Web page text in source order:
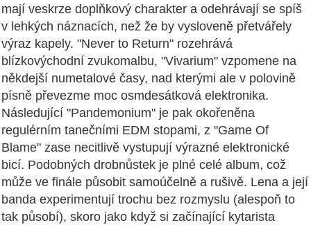
mají veskrze doplňkový charakter a odehrávají se spíš
v lehkých náznacích, než že by vysloveně přetvářely
výraz kapely. "Never to Return" rozehrává
blízkovýchodní zvukomalbu, "Vivarium" vzpomene na
někdejší numetalové časy, nad kterými ale v polovině
písně převezme moc osmdesátková elektronika.
Následující "Pandemonium" je pak okořeněna
regulérním tanečními EDM stopami, z "Game Of
Blame" zase necitlivě vystupují výrazné elektronické
bicí. Podobných drobnůstek je plné celé album, což
může ve finále působit samoúčelně a rušivě. Lena a její
banda experimentují trochu bez rozmyslu (alespoň to
tak působí), skoro jako když si začínající kytarista